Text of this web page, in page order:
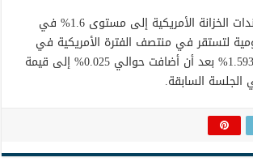
وارتفعت عائدات سندات الخزانة الأمريكية إلى مستوى 1.6% في
لتستقر في منتصف الفترة الأمريكية في
سوق العملات عند 1.593% بعد أن أضافت حوالي 0.025% إلى قيمة
الجلسة السابقة.